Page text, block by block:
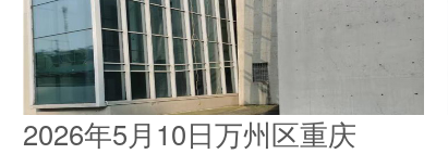
2026年5月10日万州区重庆